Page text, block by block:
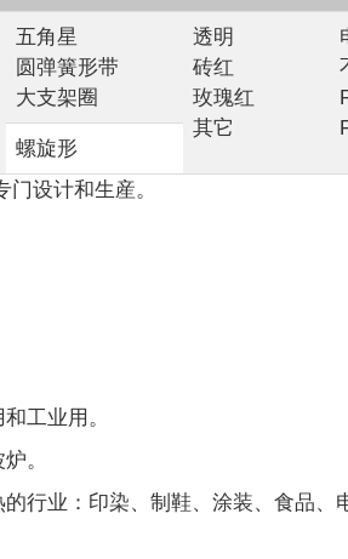
五角星
圆弹簧形带
大支架圈
透明
砖红
玫瑰红
其它
螺旋形
设计和生産。
工业用。
。
行业：印染、制鞋、涂装、食品